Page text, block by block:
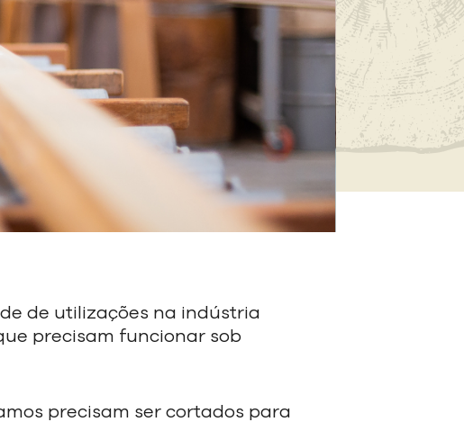
de utilizações na indústria
precisam funcionar sob
precisam ser cortados para